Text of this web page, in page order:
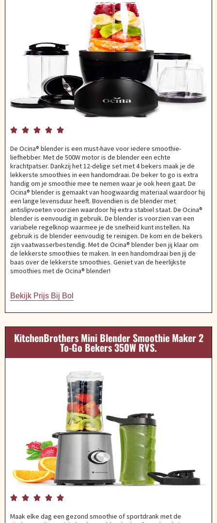
    
De Ocina® blender is een must-have voor iedere smoothie-
liefhebber. Met de 500W motor is de blender een echte
krachtpatser. Dankzij het 12-delige set met 4 bekers maak je de
lekkerste smoothies in een handomdraai. De beker to go is extra
handig om je smoothie mee te nemen waar je ook heen gaat. De
Ocina® blender is gemaakt van hoogwaardig materiaal waardoor hij
een lange levensduur heeft. Bovendien is de blender met
antislipvoeten voorzien waardoor hij extra stabiel staat. De Ocina®
blender is eenvoudig in gebruik. De blender is voorzien van een
variabele regelknop waarmee je de snelheid kunt instellen. Na
gebruik is de blender eenvoudig te reinigen. De kom en de bekers
zijn vaatwasserbestendig. Met de Ocina® blender ben jij klaar om
de lekkerste smoothies te maken. In een handomdraai ben jij de
baas over de lekkerste smoothies. Geniet van de heerlijkste
smoothies met de Ocina® blender!
Bekijk Prijs Bij Bol
KitchenBrothers Mini Blender Smoothie Maker 2
To-Go Bekers 350W RVS.
    
Maak elke dag een gezond smoothie of sportdrank met de